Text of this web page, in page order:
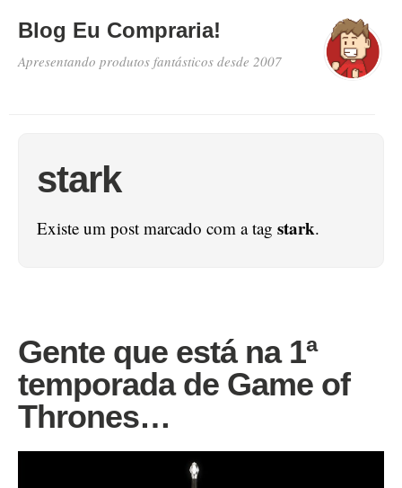
Blog Eu Compraria!
Apresentando produtos fantásticos desde 2007
stark
Existe um post marcado com a tag stark.
Gente que está na 1ª
temporada de Game of
Thrones…